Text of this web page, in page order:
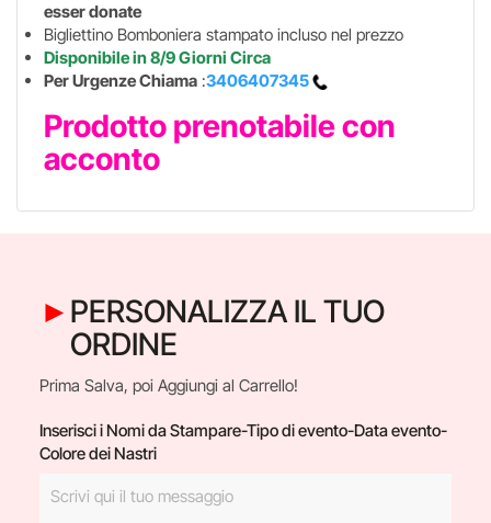
esser donate
Bigliettino Bomboniera stampato incluso nel prezzo
Disponibile in 8/9 Giorni Circa
Per Urgenze Chiama :3406407345
Prodotto prenotabile con
acconto
PERSONALIZZA IL TUO
ORDINE
Prima Salva, poi Aggiungi al Carrello!
Inserisci i Nomi da Stampare-Tipo di evento-Data evento-
Colore dei Nastri